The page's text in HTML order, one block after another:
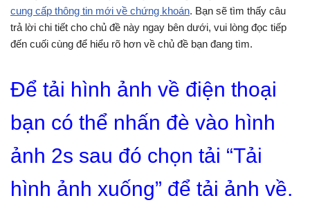
cung cấp thông tin mới về chứng khoán. Bạn sẽ tìm thấy câu
trả lời chi tiết cho chủ đề này ngay bên dưới, vui lòng đọc tiếp
đến cuối cùng để hiểu rõ hơn về chủ đề bạn đang tìm.
Để tải hình ảnh về điện thoại
bạn có thể nhấn đè vào hình
ảnh 2s sau đó chọn tải “Tải
hình ảnh xuống” để tải ảnh về.